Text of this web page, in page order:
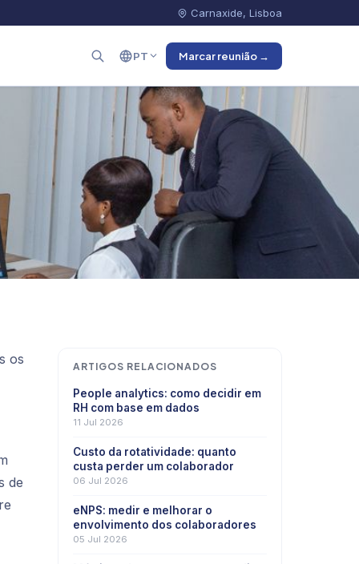
Carnaxide, Lisboa
PT Marcar reunião →
os
de
ARTIGOS RELACIONADOS
People analytics: como decidir em
RH com base em dados
11 Jul 2026
Custo da rotatividade: quanto
custa perder um colaborador
06 Jul 2026
eNPS: medir e melhorar o
envolvimento dos colaboradores
05 Jul 2026